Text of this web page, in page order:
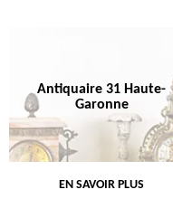
Antiquaire 31 Haute-
Garonne
EN SAVOIR PLUS